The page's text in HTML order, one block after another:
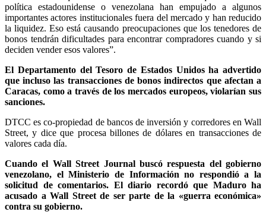
política estadounidense o venezolana han empujado a algunos
importantes actores institucionales fuera del mercado y han reducido
la liquidez. Eso está causando preocupaciones que los tenedores de
bonos tendrán dificultades para encontrar compradores cuando y si
deciden vender esos valores”.
El Departamento del Tesoro de Estados Unidos ha advertido
que incluso las transacciones de bonos indirectos que afectan a
Caracas, como a través de los mercados europeos, violarían sus
sanciones.
DTCC es co-propiedad de bancos de inversión y corredores en Wall
Street, y dice que procesa billones de dólares en transacciones de
valores cada día.
Cuando el Wall Street Journal buscó respuesta del gobierno
venezolano, el Ministerio de Información no respondió a la
solicitud de comentarios. El diario recordó que Maduro ha
acusado a Wall Street de ser parte de la «guerra económica»
contra su gobierno.